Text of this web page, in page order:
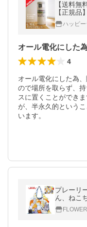
【送料無
【正規品
電磁波防
研究所 電
ハッピ
4
オール電化にした為
ので場所を取らず、
スに置くことができ
が、半永久的という
います。
プレーリ
ん、ねこ
マチ付き シ
ル便無料